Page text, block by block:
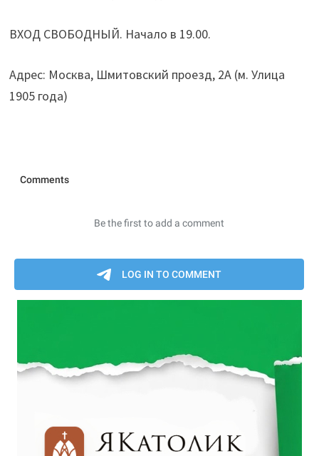
ВХОД СВОБОДНЫЙ. Начало в 19.00.
Адрес: Москва, Шмитовский проезд, 2А (м. Улица
1905 года)